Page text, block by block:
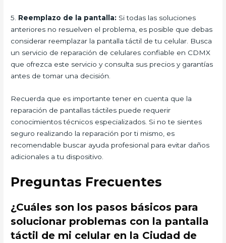
5. Reemplazo de la pantalla: Si todas las soluciones
anteriores no resuelven el problema, es posible que debas
considerar reemplazar la pantalla táctil de tu celular. Busca
un servicio de reparación de celulares confiable en CDMX
que ofrezca este servicio y consulta sus precios y garantías
antes de tomar una decisión.
Recuerda que es importante tener en cuenta que la
reparación de pantallas táctiles puede requerir
conocimientos técnicos especializados. Si no te sientes
seguro realizando la reparación por ti mismo, es
recomendable buscar ayuda profesional para evitar daños
adicionales a tu dispositivo.
Preguntas Frecuentes
¿Cuáles son los pasos básicos para
solucionar problemas con la pantalla
táctil de mi celular en la Ciudad de